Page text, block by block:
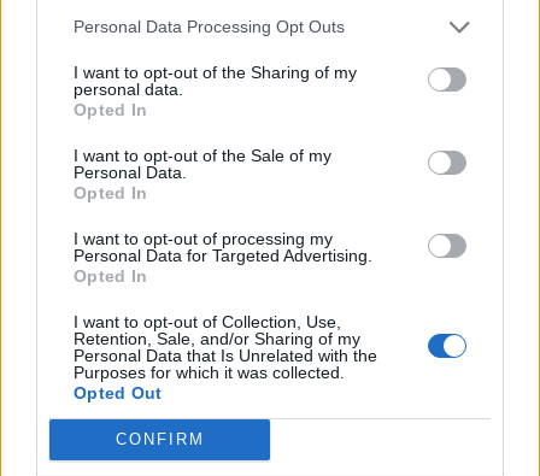
Personal Data Processing Opt Outs
I want to opt-out of the Sharing of my
personal data.
Opted In
I want to opt-out of the Sale of my
Personal Data.
Opted In
I want to opt-out of processing my
Personal Data for Targeted Advertising.
Opted In
I want to opt-out of Collection, Use,
Retention, Sale, and/or Sharing of my
Personal Data that Is Unrelated with the
Purposes for which it was collected.
Opted Out
CONFIRM
Ευρωπαϊκό Δικαστήριο
European Super League
ΠΟΛΕΜΟΣ UEFA-EUROPEAN SUPER LEAGUE
COMMENTS